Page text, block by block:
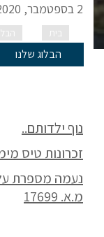
2 בספטמבר, 2020
בית
הבלוג שלנו
נוף ילדותם..
זכרונות טיס
נעמה מספרת
מ.א. 17699